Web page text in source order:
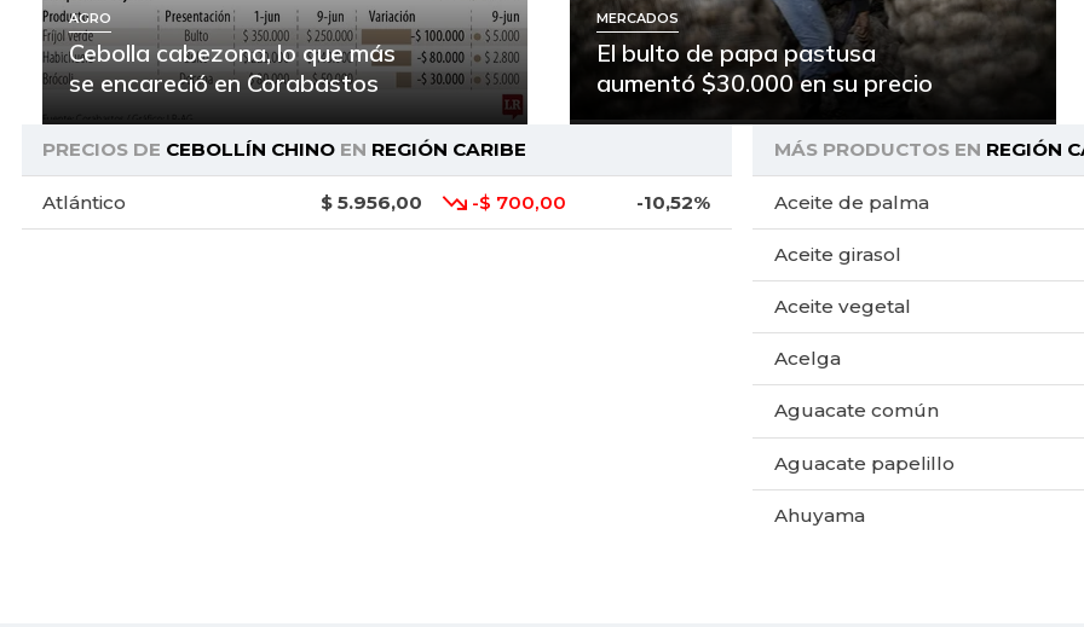
AGRO
Cebolla cabezona, lo que más
se encareció en Corabastos
MERCADOS
El bulto de papa pastusa
aumentó $30.000 en su precio
PRECIOS DE CEBOLLÍN CHINOEN REGIÓN CARIBE
Atlántico $ 5.956,00 -$ 700,00 -10,52%
MÁS PRODUCTOS EN REGIÓN
Aceite de palma
Aceite girasol
Aceite vegetal
Acelga
Aguacate común
Aguacate papelillo
Ahuyama